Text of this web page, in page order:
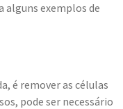
alguns exemplos de
é remover as células
pode ser necessário